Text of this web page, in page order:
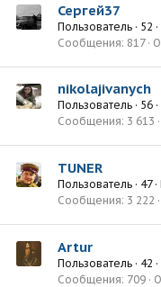
Сергей37
Пользователь · 52 ·
Сообщения 817
nikolajivanych
Пользователь · 56 ·
Сообщения 3 613
TUNER
Пользователь · 47 ·
Сообщения 3 222
Artur
Пользователь · 42 ·
Сообщения 709